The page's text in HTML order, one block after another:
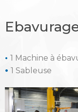
• 1 Machine à
• 1 Sableuse